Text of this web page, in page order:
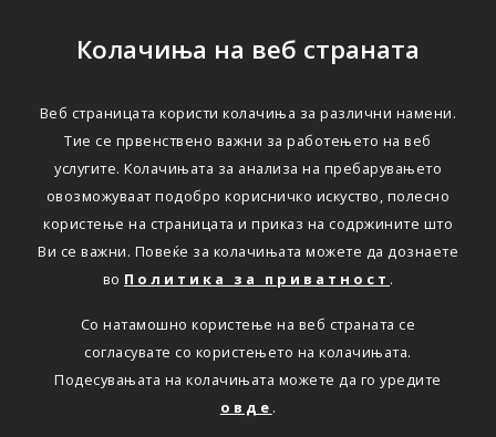
Колачиња на веб страната
Веб страницата користи колачиња за различни намени.
Тие се првенствено важни за работењето на веб
услугите. Колачињата за анализа на пребарувањето
овозможуваат подобро корисничко искуство, полесно
користење на страницата и приказ на содржините што
Ви се важни. Повеќе за колачињата можете да дознаете
во Политика за приватност .
Со натамошно користење на веб страната се
согласувате со користењето на колачињата.
Подесувањата на колачињата можете да го уредите
овде .